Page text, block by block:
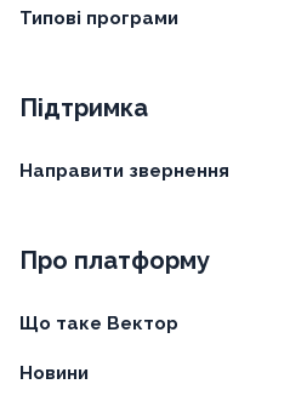
Типові програми
Підтримка
Направити звернення
Про платформу
Що таке Вектор
Новини